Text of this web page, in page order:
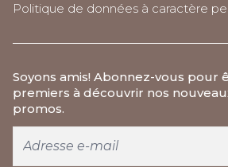
Politique de données à caractère
Soyons amis! Abonnez-vous pour
premiers à découvrir nos
promos.